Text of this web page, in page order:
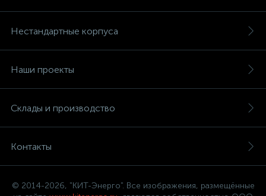
Нестандартные корпуса
Наши проекты
Склады и производство
Контакты
© 2014-2026, "КИТ-Энерго". Все изображения, размещённые